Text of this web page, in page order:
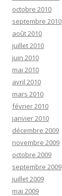
octobre 2010
septembre 2010
août 2010
juillet 2010
juin 2010
mai 2010
avril 2010
mars 2010
février 2010
janvier 2010
décembre 2009
novembre 2009
octobre 2009
septembre 2009
juillet 2009
mai 2009